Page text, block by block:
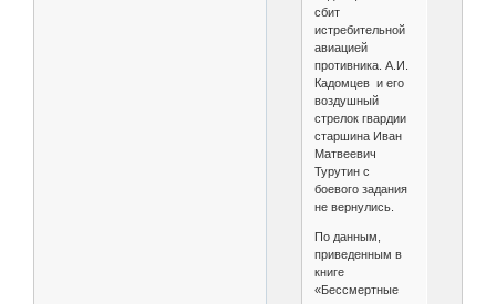
сбит
истребительной
авиацией
противника. А.И.
Кадомцев и его
воздушный
стрелок гвардии
старшина Иван
Матвеевич
Турутин с
боевого задания
не вернулись.
По данным,
приведенным в
книге
«Бессмертные